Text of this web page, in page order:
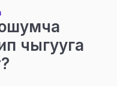
чыгууга